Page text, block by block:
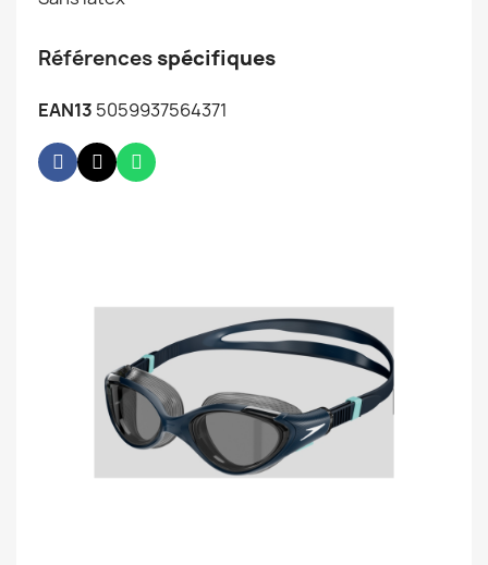
Références spécifiques
EAN13 5059937564371